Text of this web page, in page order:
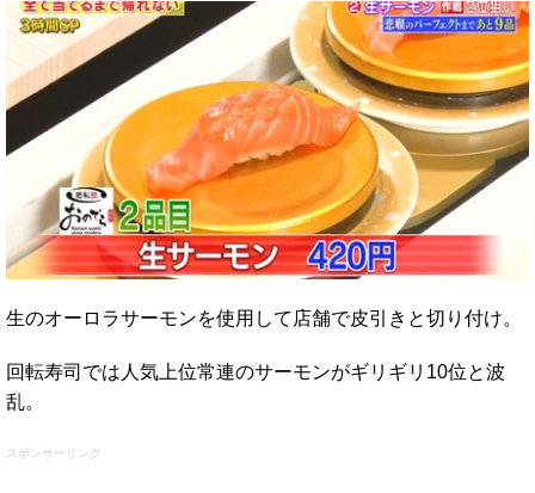
生のオーロラサーモンを使用して店舗で皮引きと切り付け。
回転寿司では人気上位常連のサーモンがギリギリ10位と波
乱。
スポンサーリンク